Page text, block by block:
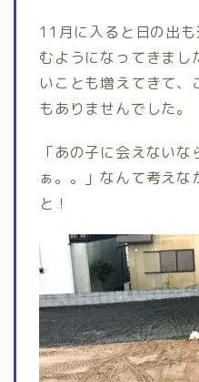
11月に入ると日の出
むようになってきまし
いことも増えてきて、
もありませんでした。
「あの子に会えない
ぁ。。」なんて考え
と！